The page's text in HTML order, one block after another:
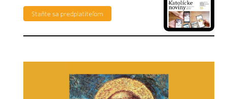
Staňte sa predplatiteľom